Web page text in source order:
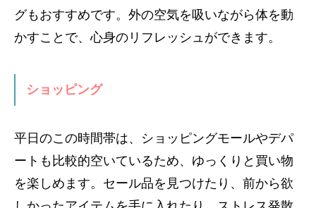
グもおすすめです。外の空気を吸いながら体を動
かすことで、心身のリフレッシュができます。
ショッピング
平日のこの時間帯は、ショッピングモールやデパ
ートも比較的空いているため、ゆっくりと買い物
を楽しめます。セール品を見つけたり、前から欲